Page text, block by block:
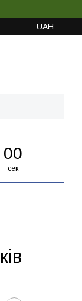
UAH
00
сек